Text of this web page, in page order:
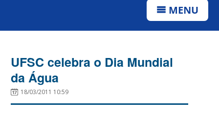
MENU
UFSC celebra o Dia Mundial
da Água
18/03/2011 10:59